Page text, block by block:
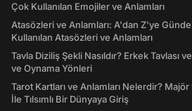
Çok Kullanılan Emojiler ve Anlamları
Atasözleri ve Anlamları: A'dan Z'ye
Kullanılan Atasözleri ve Anlamları
Tavla Diziliş Şekli Nasıldır? Erkek Tavlası
ve Oynama Yönleri
Tarot Kartları ve Anlamları Nelerdir?
İle Tılsımlı Bir Dünyaya Giriş